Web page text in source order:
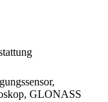
GLONASS